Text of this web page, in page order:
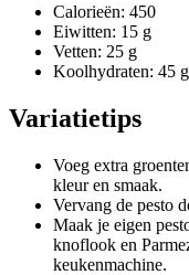
Calorieën: 450
Eiwitten: 15 g
Vetten: 25 g
Koolhydraten: 45 g
Variatietips
Voeg extra
kleur en smaak.
Vervang de pesto
Maak je eigen
knoflook en
keukenmachine.